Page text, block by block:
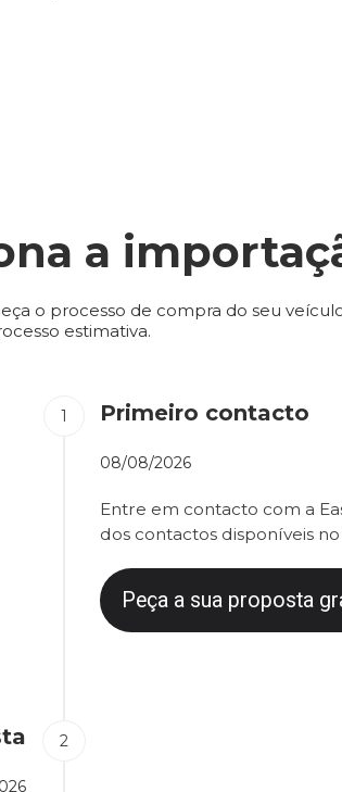
a
o processo de compra do seu
estimativa.
Primeiro contacto
08/08/2026
Entre em contacto com a
dos contactos disponíveis
Peça a sua proposta